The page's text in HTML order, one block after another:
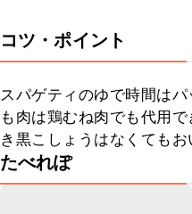
コツ・ポイント
スパゲティのゆで時間は
も肉は鶏むね肉でも代用
き黒こしょうはなくてもお
たべれぽ